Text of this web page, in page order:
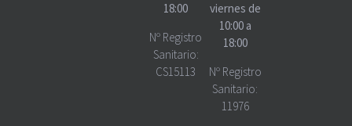
18:00
Nº Registro
Sanitario:
CS15113
viernes de
10:00 a
18:00
Nº Registro
Sanitario:
11976